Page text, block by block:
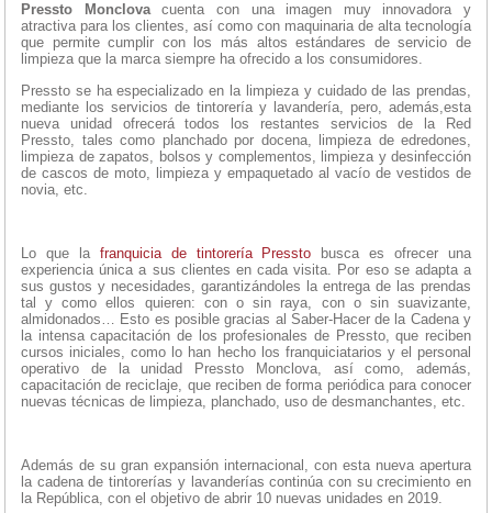
Pressto Monclovacuenta con una imagen muy innovadora y
atractiva para los clientes, así como con maquinaria de alta tecnología
que permite cumplir con los más altos estándares de servicio de
limpieza que la marca siempre ha ofrecido a los consumidores.
Pressto se ha especializado en la limpieza y cuidado de las prendas,
mediante los servicios de tintorería y lavandería, pero, además,esta
nueva unidad ofrecerá todos los restantes servicios de la Red
Pressto, tales como planchado por docena, limpieza de edredones,
limpieza de zapatos, bolsos y complementos, limpieza y desinfección
de cascos de moto, limpieza y empaquetado al vacío de vestidos de
novia, etc.
Lo que la franquicia de tintorería Pressto busca es ofrecer una
experiencia única a sus clientes en cada visita. Por eso se adapta a
sus gustos y necesidades, garantizándoles la entrega de las prendas
tal y como ellos quieren: con o sin raya, con o sin suavizante,
almidonados… Esto es posible gracias al Saber-Hacer de la Cadena y
la intensa capacitación de los profesionales de Pressto, que reciben
cursos iniciales, como lo han hecho los franquiciatarios y el personal
operativo de la unidad Pressto Monclova, así como, además,
capacitación de reciclaje, que reciben de forma periódica para conocer
nuevas técnicas de limpieza, planchado, uso de desmanchantes, etc.
Además de su gran expansión internacional, con esta nueva apertura
la cadena de tintorerías y lavanderías continúa con su crecimiento en
la República, con el objetivo de abrir 10 nuevas unidades en 2019.